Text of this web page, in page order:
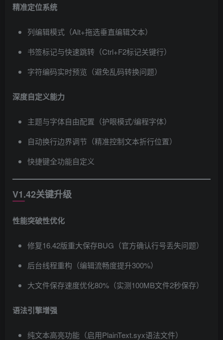
精准定位系统
列编辑模式（Alt+拖选垂直编辑文本）
书签标记与快速跳转（Ctrl+F2标记关键行）
字符编码实时预览（避免乱码转换问题）
深度自定义能力
主题与字体自由配置（护眼模式/编程字体）
自动换行边界调节（精准控制文本折行位置）
快捷键全功能自定义
V1.42关键升级
性能突破性优化
修复16.42版重大保存BUG（官方确认行号丢失问题）
后台线程重构（编辑流畅度提升300%）
大文件保存速度优化80%（实测100MB文件2秒保存）
语法引擎增强
纯文本高亮功能（启用PlainText.syx语法文件）